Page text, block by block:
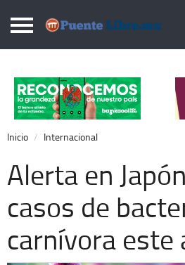
Puentelibre.mx
Local
Nacional
Opinión
Cronos
Economía
Espectáculos
Inicio Internacional
Alerta en
casos de
carnívora este